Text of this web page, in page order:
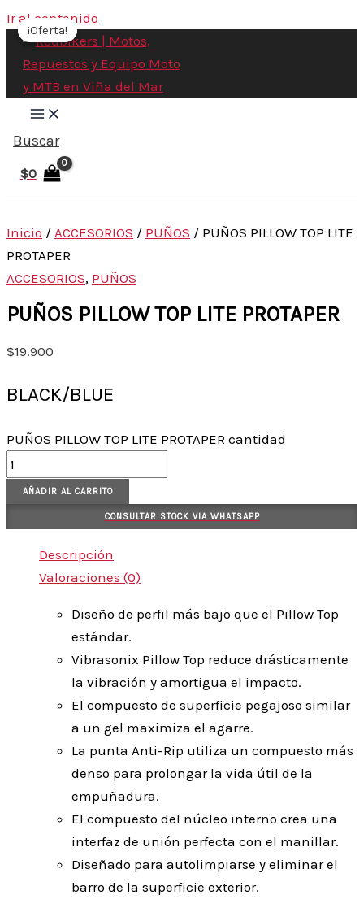
Ir al contenido
Buscar
$0
Inicio / ACCESORIOS / PUÑOS / PUÑOS PILLOW TOP LITE
PROTAPER
ACCESORIOS, PUÑOS
PUÑOS PILLOW TOP LITE PROTAPER
$19.900
BLACK/BLUE
PUÑOS PILLOW TOP LITE PROTAPER cantidad
AÑADIR AL CARRITO
CONSULTAR STOCK VIA WHATSAPP
Descripción
Valoraciones (0)
Diseño de perfil más bajo que el Pillow Top
estándar.
Vibrasonix Pillow Top reduce drásticamente
la vibración y amortigua el impacto.
El compuesto de superficie pegajoso similar
a un gel maximiza el agarre.
La punta Anti-Rip utiliza un compuesto más
denso para prolongar la vida útil de la
empuñadura.
El compuesto del núcleo interno crea una
interfaz de unión perfecta con el manillar.
Diseñado para autolimpiarse y eliminar el
barro de la superficie exterior.
¡Oferta!
¡Oferta!